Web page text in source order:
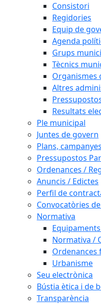
Consistori
Regidories
Equip de
Agenda
Grups
Tècnics
Organismes
Altres
Resultats
Ple municipal
Juntes de govern
Plans,
Pressupostos
Ordenances /
Anuncis / Edictes
Perfil de
Convocatòries
Normativa
Normativa /
Ordenances
Urbanisme
Seu electrònica
Bústia ètica i de
Transparència